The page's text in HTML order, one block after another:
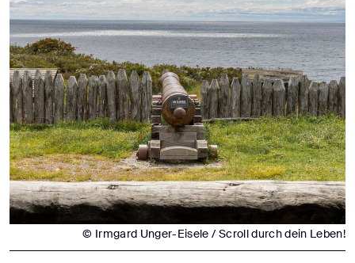
© Irmgard Unger-Eisele / Scroll durch dein Leben!